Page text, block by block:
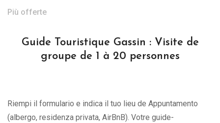
Più offerte
Guide Touristique Gassin : Visite de
groupe de 1 à 20 personnes
Riempi il formulario e indica il tuo lieu de Appuntamento
(albergo, residenza privata, AirBnB). Votre guide-